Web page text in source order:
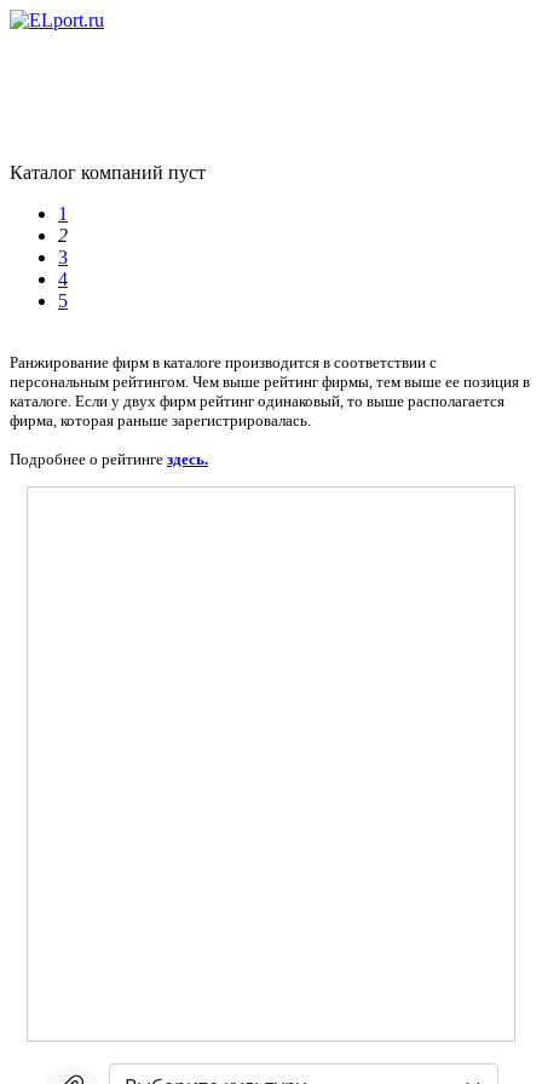
Каталог компаний пуст
1
2
3
4
5
Ранжирование фирм в каталоге производится в соответствии с
персональным рейтингом. Чем выше рейтинг фирмы, тем выше ее позиция в
каталоге. Если у двух фирм рейтинг одинаковый, то выше располагается
фирма, которая раньше зарегистрировалась.
Подробнее о рейтинге здесь.